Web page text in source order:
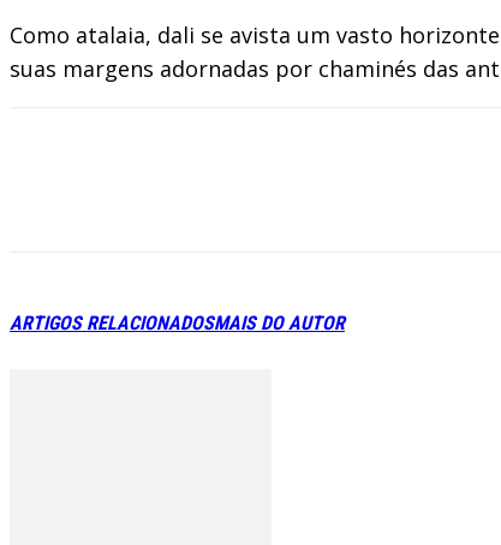
Como atalaia, dali se avista um vasto
suas margens adornadas por chaminés das
ARTIGOS RELACIONADOSMAIS DO AUTOR